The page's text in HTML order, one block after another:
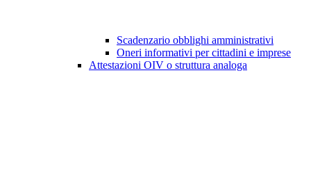
Scadenzario obblighi amministrativi
Oneri informativi per cittadini e imprese
Attestazioni OIV o struttura analoga